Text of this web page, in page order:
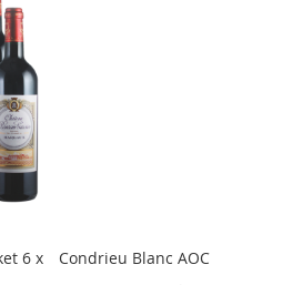
6 x
Condrieu Blanc AOC